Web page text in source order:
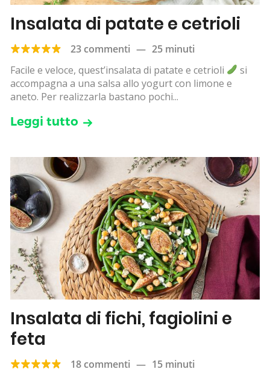
Insalata di patate e cetrioli
23 commenti — 25 minuti
Facile e veloce, quest’insalata di patate e cetrioli
si
accompagna a una salsa allo yogurt con limone e
aneto. Per realizzarla bastano pochi...
Leggi tutto
Insalata di fichi, fagiolini e
feta
18 commenti — 15 minuti